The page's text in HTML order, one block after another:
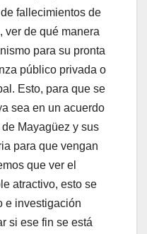
fallecimientos de
ver de qué manera
para su pronta
público privada o
Esto, para que se
sea en un acuerdo
Mayagüez y sus
para que vengan
que ver el
atractivo, esto se
e investigación
si ese fin se está